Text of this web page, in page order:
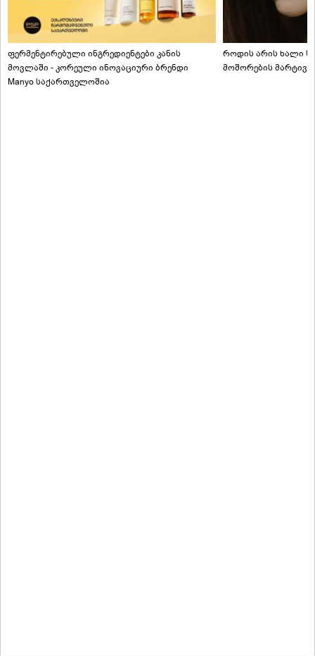
ფერმენტირებული ინგრედიენტები კანის
მოვლაში - კორეული ინოვაციური ბრენდი
Manyo საქართველოშია
როდის არის ხალი
მოშორების